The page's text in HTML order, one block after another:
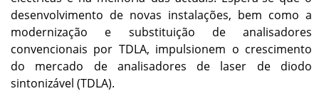
desenvolvimento de novas instalações, bem como a
modernização e substituição de analisadores
convencionais por TDLA, impulsionem o crescimento
do mercado de analisadores de laser de diodo
sintonizável (TDLA).